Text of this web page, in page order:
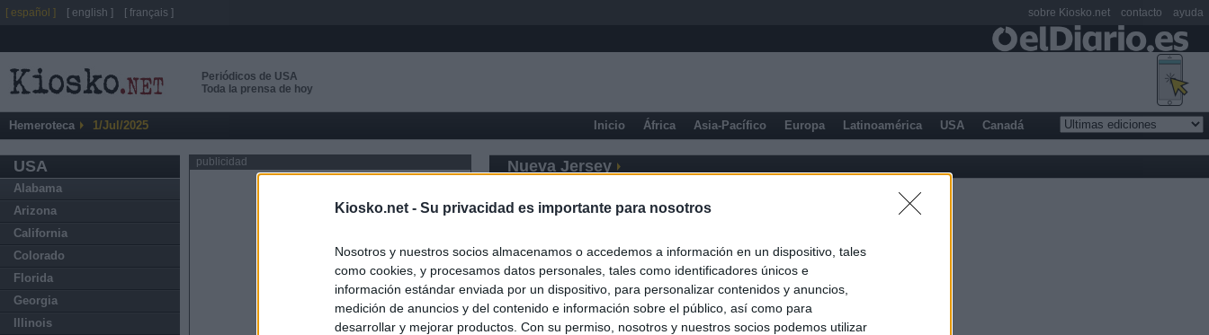
Kiosko.net - Su privacidad es importante para nosotros
Nosotros y nuestros socios almacenamos o accedemos a información en un dispositivo, tales
como cookies, y procesamos datos personales, tales como identificadores únicos e
información estándar enviada por un dispositivo, para personalizar contenidos y anuncios,
medición de anuncios y del contenido e información sobre el público, así como para
desarrollar y mejorar productos. Con su permiso, nosotros y nuestros socios podemos utilizar
Periódicos de USA
Toda la prensa de hoy
Hemeroteca 1/Jul/2025 Inicio África Asia-Pacífico Europa Latinoamérica USA Canadá
USA
Alabama
Arizona
California
Colorado
Florida
Georgia
Illinois
publicidad Nueva Jersey
[ español ] [ english ] [ français ] sobre Kiosko.net contacto ayuda